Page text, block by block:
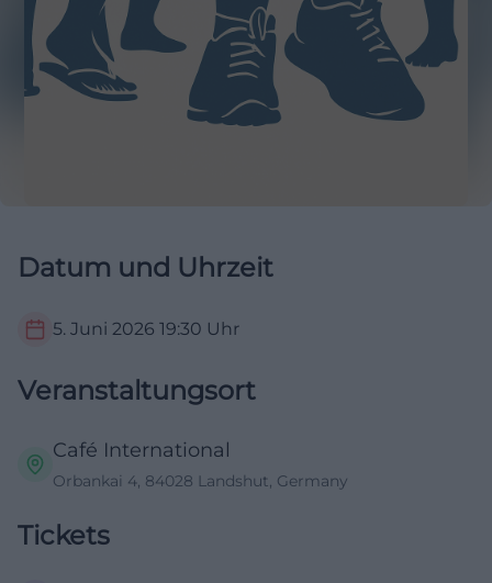
Datum und Uhrzeit
5. Juni 2026 19:30 Uhr
Veranstaltungsort
Café International
Orbankai 4, 84028 Landshut, Germany
Tickets